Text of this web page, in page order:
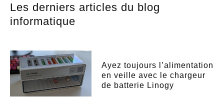
Les derniers articles du blog
informatique
Ayez toujours l’alimentation
en veille avec le chargeur
de batterie Linogy